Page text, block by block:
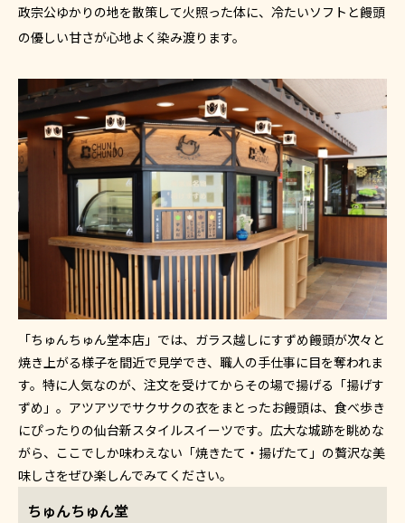
政宗公ゆかりの地を散策して火照った体に、冷たいソフトと饅頭
の優しい甘さが心地よく染み渡ります。
「ちゅんちゅん堂本店」では、ガラス越しにすずめ饅頭が次々と
焼き上がる様子を間近で見学でき、職人の手仕事に目を奪われま
す。特に人気なのが、注文を受けてからその場で揚げる「揚げす
ずめ」。アツアツでサクサクの衣をまとったお饅頭は、食べ歩き
にぴったりの仙台新スタイルスイーツです。広大な城跡を眺めな
がら、ここでしか味わえない「焼きたて・揚げたて」の贅沢な美
味しさをぜひ楽しんでみてください。
ちゅんちゅん堂